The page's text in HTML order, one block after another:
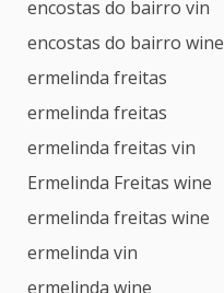
encostas do bairro vin
encostas do bairro wine
ermelinda freitas
ermelinda freitas
ermelinda freitas vin
Ermelinda Freitas wine
ermelinda freitas wine
ermelinda vin
ermelinda wine